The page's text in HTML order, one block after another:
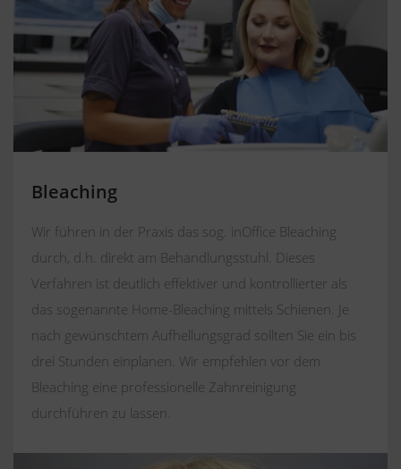
Bleaching
Wir führen in der Praxis das sog. inOffice Bleaching
durch, d.h. direkt am Behandlungsstuhl. Dieses
Verfahren ist deutlich effektiver und kontrollierter als
das sogenannte Home-Bleaching mittels Schienen. Je
nach gewünschtem Aufhellungsgrad sollten Sie ein bis
drei Stunden einplanen. Wir empfehlen vor dem
Bleaching eine professionelle Zahnreinigung
durchführen zu lassen.